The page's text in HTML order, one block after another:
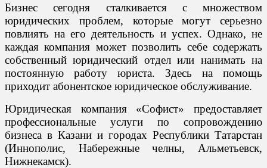
Бизнес сегодня сталкивается с множеством
юридических проблем, которые могут серьезно
повлиять на его деятельность и успех. Однако, не
каждая компания может позволить себе содержать
собственный юридический отдел или нанимать на
постоянную работу юриста. Здесь на помощь
приходит абонентское юридическое обслуживание.
Юридическая компания «Софист» предоставляет
профессиональные услуги по сопровождению
бизнеса в Казани и городах Республики Татарстан
(Иннополис, Набережные челны, Альметьевск,
Нижнекамск).